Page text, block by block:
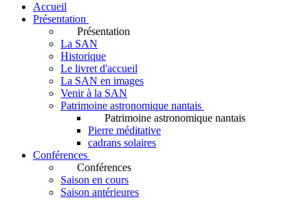
Accueil
Présentation
Présentation
La SAN
Historique
Le livret d'accueil
La SAN en images
Venir à la SAN
Patrimoine astronomique nantais
Patrimoine astronomique nantais
Pierre méditative
cadrans solaires
Conférences
Conférences
Saison en cours
Saison antérieures